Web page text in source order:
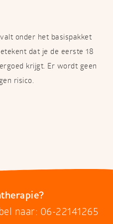
onder het basispakket
dat je de eerste 18
krijgt. Er wordt geen
risico.
naar: 06-22141265